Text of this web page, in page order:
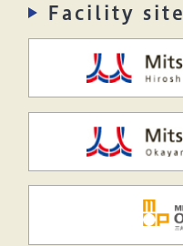
Facility site